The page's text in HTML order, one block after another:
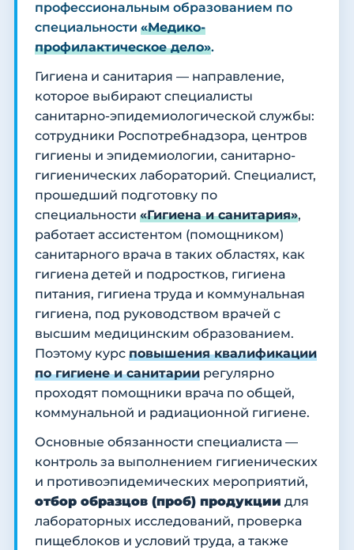
профессиональным образованием по
специальности «Медико-
профилактическое дело».
Гигиена и санитария — направление,
которое выбирают специалисты
санитарно-эпидемиологической службы:
сотрудники Роспотребнадзора, центров
гигиены и эпидемиологии, санитарно-
гигиенических лабораторий. Специалист,
прошедший подготовку по
специальности «Гигиена и санитария»,
работает ассистентом (помощником)
санитарного врача в таких областях, как
гигиена детей и подростков, гигиена
питания, гигиена труда и коммунальная
гигиена, под руководством врачей с
высшим медицинским образованием.
Поэтому курс повышения квалификации
по гигиене и санитарии регулярно
проходят помощники врача по общей,
коммунальной и радиационной гигиене.
Основные обязанности специалиста —
контроль за выполнением гигиенических
и противоэпидемических мероприятий,
отбор образцов (проб) продукции для
лабораторных исследований, проверка
пищеблоков и условий труда, а также